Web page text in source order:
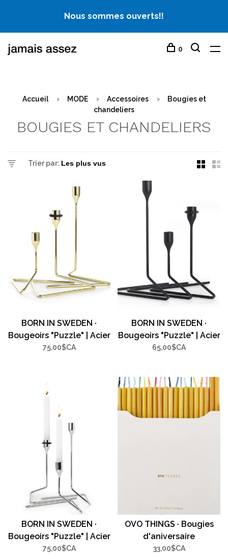
Nous sommes ouverts!!
0
Accueil MODE Accessoires
Bougies et
chandeliers
BOUGIES ET CHANDELIERS
Trier par:
BORN IN SWEDEN ·
Bougeoirs "Puzzle" | Acier
inoxydable | Doré |
75,00$CA
BORN IN SWEDEN ·
Bougeoirs "Puzzle" | Acier
inoxydable | Noir |
65,00$CA
BORN IN SWEDEN ·
Bougeoirs "Puzzle" | Acier
inoxydable | Argent |
75,00$CA
OVO THINGS · Bougies
d'aniversaire
33,00$CA